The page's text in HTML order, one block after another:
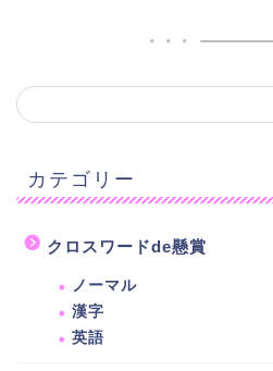
カテゴリー
クロスワードde懸賞
ノーマル
漢字
英語